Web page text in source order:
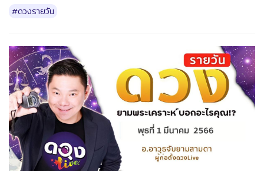
#ดวงรายวัน